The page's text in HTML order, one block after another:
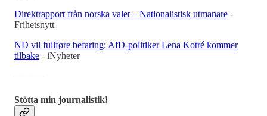
Direktrapport från norska valet – Nationalistisk utmanare -
Frihetsnytt
ND vil fullføre befaring: AfD-politiker Lena Kotré kommer
tilbake - iNyheter
―――
Stötta min journalistik!